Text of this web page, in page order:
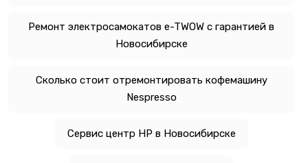
Ремонт электросамокатов e-TWOW с гарантией в
Новосибирске
Сколько стоит отремонтировать кофемашину
Nespresso
Сервис центр HP в Новосибирске